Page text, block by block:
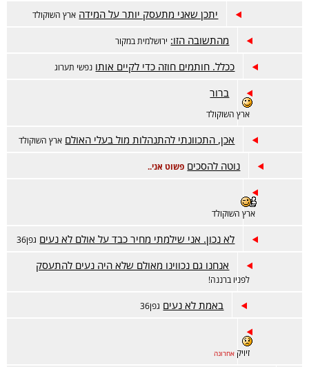
יתכן שאני מתעסק יותר על המידה ארץ השוקולד
מהתשובה הזו: ירושלמית במקור
ככלל. חותמים חוזה כדי לקיים אותו נפשי תערוג
ברור
ארץ השוקולד
אכן, התכוונתי להתנהלות מול בעלי האולם ארץ השוקולד
נוטה להסכים פשוט אני..
ארץ השוקולד
לא נכון. אני שילמתי מחיר כבד על אולם לא נעים גפן36
אנחנו גם נכווינו מאולם שלא היה נעים להתעסק
לפניו ברננה!
באמת לא נעים גפן36
זיויק אחרונה